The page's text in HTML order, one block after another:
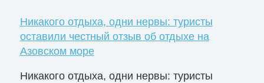
Никакого отдыха, одни нервы: туристы
оставили честный отзыв об отдыхе на
Азовском море
Никакого отдыха, одни нервы: туристы